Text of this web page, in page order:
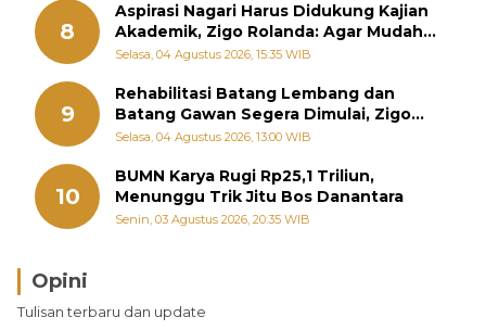
8
Aspirasi Nagari Harus Didukung Kajian
Akademik, Zigo Rolanda: Agar Mudah
Diperjuangkan di Kementerian
Selasa, 04 Agustus 2026, 15:35 WIB
9
Rehabilitasi Batang Lembang dan
Batang Gawan Segera Dimulai, Zigo
Rolanda Pastikan Proyek Berjalan
Selasa, 04 Agustus 2026, 13:00 WIB
10
BUMN Karya Rugi Rp25,1 Triliun,
Menunggu Trik Jitu Bos Danantara
Senin, 03 Agustus 2026, 20:35 WIB
Opini
Tulisan terbaru dan update
Brasil Lebih Diunggulkan, tetapi Jepang Selalu
Punya Cara Membuat Kejutan